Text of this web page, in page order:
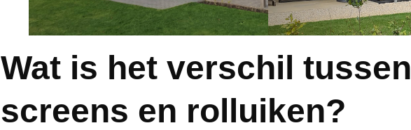
Wat is het verschil tussen
screens en rolluiken?